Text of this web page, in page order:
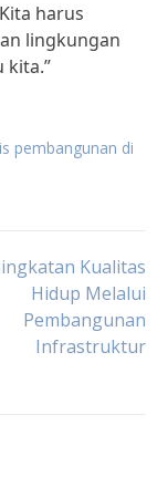
harus
lingkungan
kita.”
pembangunan di
Kualitas
Hidup Melalui
Pembangunan
Infrastruktur